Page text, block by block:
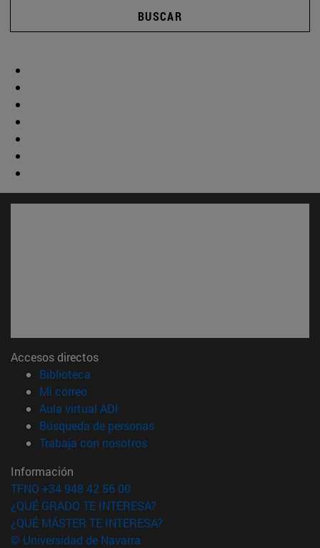
BUSCAR
Accesos directos
Biblioteca
Mi correo(abre en nueva ventana)
Aula virtual ADI
Búsqueda de personas(abre en nueva ventana)
Trabaja con nosotros(abre en nueva ventana)
Información
TFNO +34 948 42 56 00
¿QUÉ GRADO TE INTERESA?
¿QUÉ MÁSTER TE INTERESA?
© Universidad de Navarra